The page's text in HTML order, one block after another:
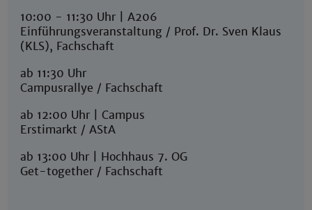
10:00 - 11:30 Uhr | A206
Einführungsveranstaltung / Prof. Dr. Sven Klaus
(KLS), Fachschaft
ab 11:30 Uhr
Campusrallye / Fachschaft
ab 12:00 Uhr | Campus
Erstimarkt / AStA
ab 13:00 Uhr | Hochhaus 7. OG
Get-together / Fachschaft